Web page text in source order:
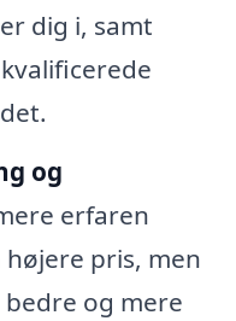
dig i, samt
og
erfaren
pris, men
bedre og mere